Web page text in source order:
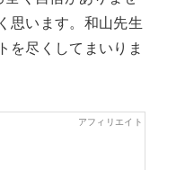
思います。和山先生
を尽くしてまいりま